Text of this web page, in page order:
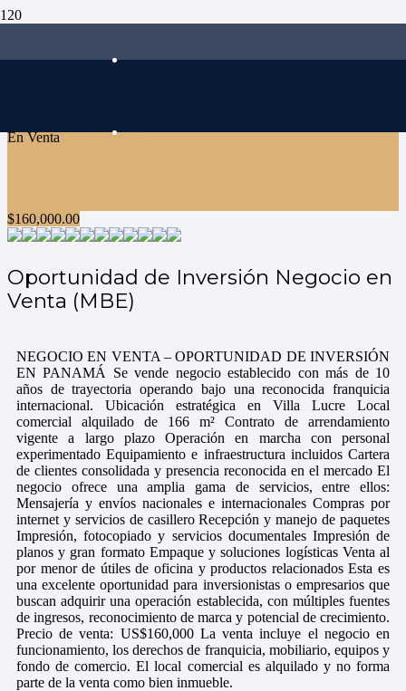
En Venta
$160,000.00
Oportunidad de Inversión Negocio en
Venta (MBE)
NEGOCIO EN VENTA – OPORTUNIDAD DE INVERSIÓN
EN PANAMÁ Se vende negocio establecido con más de 10
años de trayectoria operando bajo una reconocida franquicia
internacional. Ubicación estratégica en Villa Lucre Local
comercial alquilado de 166 m² Contrato de arrendamiento
vigente a largo plazo Operación en marcha con personal
experimentado Equipamiento e infraestructura incluidos Cartera
de clientes consolidada y presencia reconocida en el mercado El
negocio ofrece una amplia gama de servicios, entre ellos:
Mensajería y envíos nacionales e internacionales Compras por
internet y servicios de casillero Recepción y manejo de paquetes
Impresión, fotocopiado y servicios documentales Impresión de
planos y gran formato Empaque y soluciones logísticas Venta al
por menor de útiles de oficina y productos relacionados Esta es
una excelente oportunidad para inversionistas o empresarios que
buscan adquirir una operación establecida, con múltiples fuentes
de ingresos, reconocimiento de marca y potencial de crecimiento.
Precio de venta: US$160,000 La venta incluye el negocio en
funcionamiento, los derechos de franquicia, mobiliario, equipos y
fondo de comercio. El local comercial es alquilado y no forma
parte de la venta como bien inmueble.